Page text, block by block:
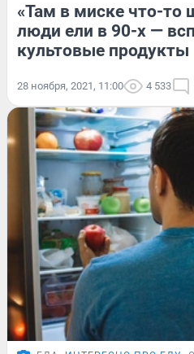
«Там в миске что-то
люди ели в 90-х —
культовые продукты
28 ноября, 2021, 11:00 4 533